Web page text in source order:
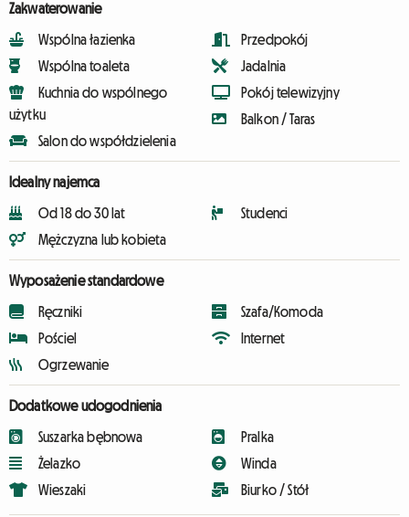
Zakwaterowanie
Wspólna łazienka
Wspólna toaleta
Kuchnia do wspólnego
użytku
Salon do współdzielenia
Przedpokój
Jadalnia
Pokój telewizyjny
Balkon / Taras
Idealny najemca
Od 18 do 30 lat
Mężczyzna lub kobieta
Studenci
Wyposażenie standardowe
Ręczniki
Pościel
Ogrzewanie
Szafa/Komoda
Internet
Dodatkowe udogodnienia
Suszarka bębnowa
Żelazko
Wieszaki
Pralka
Winda
Biurko / Stół